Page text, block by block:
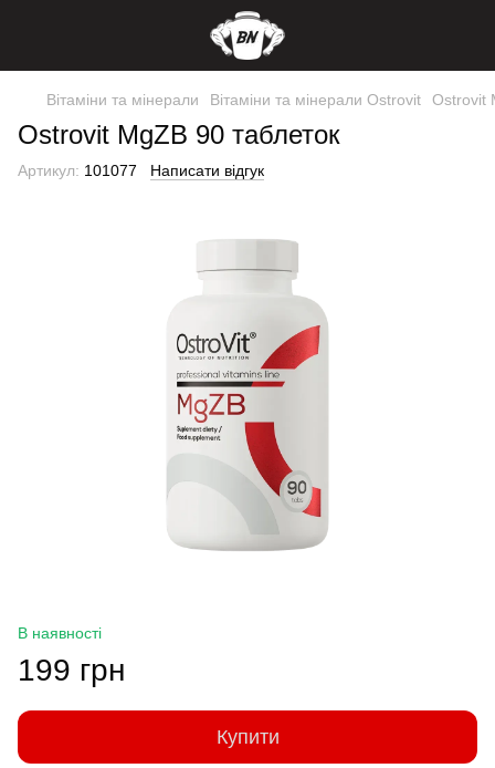
Вітаміни та мінерали Вітаміни та мінерали Ostrovit Ostrovit
Ostrovit MgZB 90 таблеток
Артикул: 101077 Написати відгук
В наявності
199 грн
Купити